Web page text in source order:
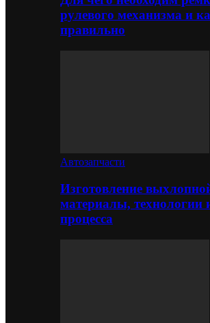
рулевого механизма и
правильно
Автозапчасти
Изготовление
материалы, технологии
процесса